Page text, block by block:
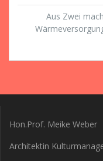
Aus Zwei
Hon.Prof. Meike Weber
Architektin